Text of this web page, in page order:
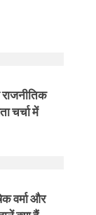
चर्चा में
वर्मा और